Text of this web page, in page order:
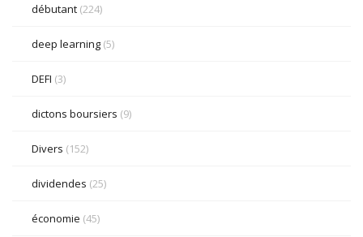
débutant (224)
deep learning (5)
DEFI (3)
dictons boursiers (9)
Divers (152)
dividendes (25)
économie (45)